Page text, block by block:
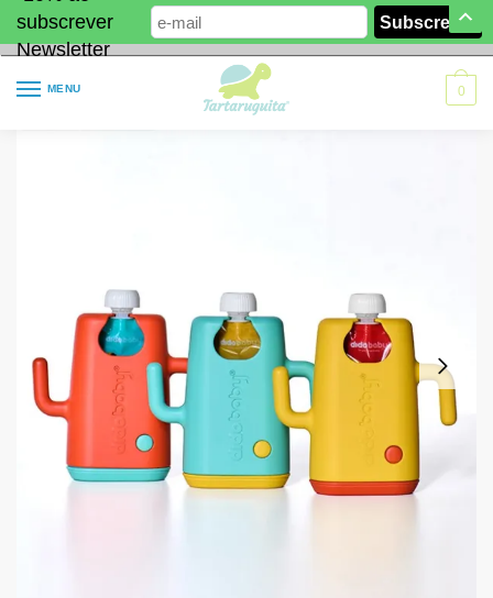
subscrever
Newsletter
MENU 0